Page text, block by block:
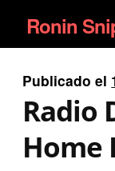
Ir
a
la
navegación
Ir
al
contenido
Ronin
Publicado el
Radio
Home